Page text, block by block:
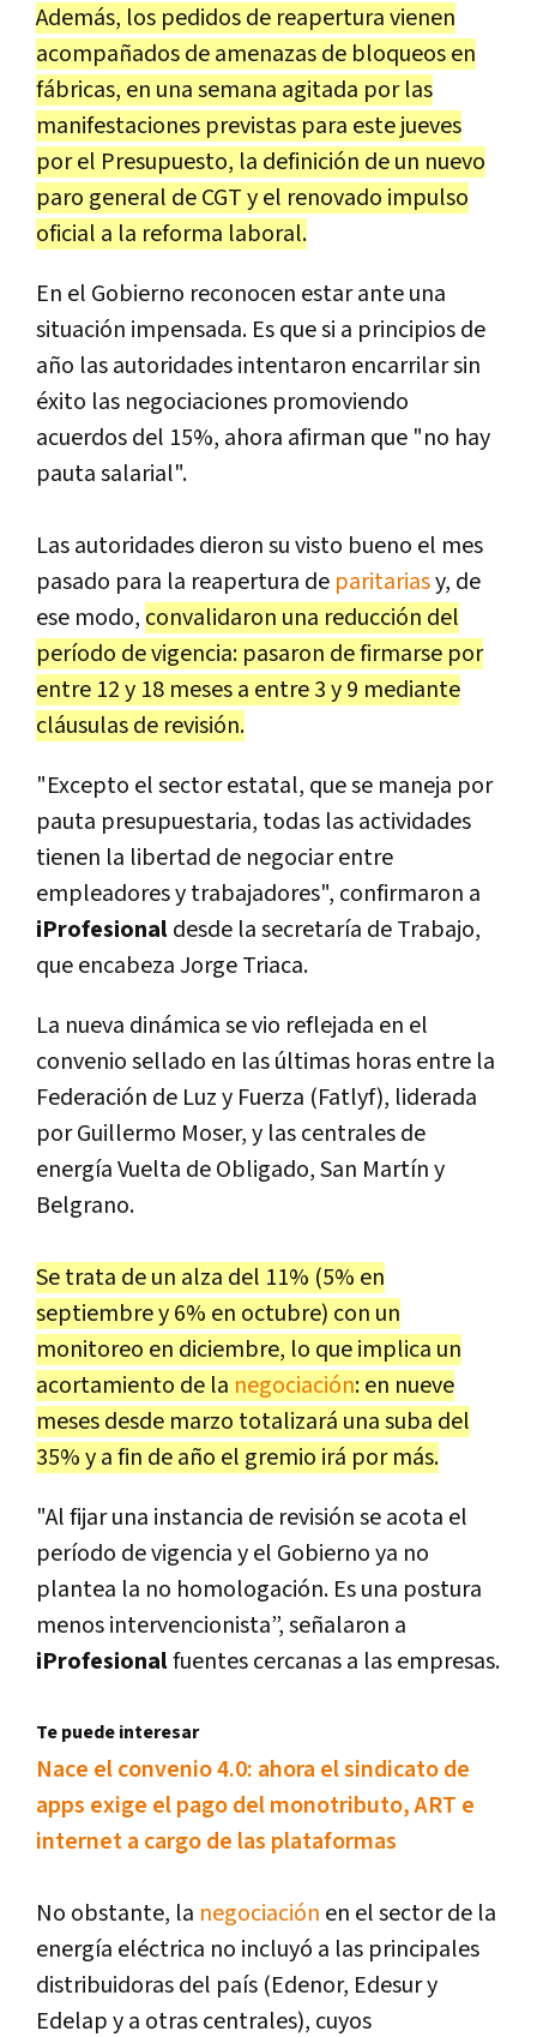
Además, los pedidos de reapertura vienen
acompañados de amenazas de bloqueos en
fábricas, en una semana agitada por las
manifestaciones previstas para este jueves
por el Presupuesto, la definición de un nuevo
paro general de CGT y el renovado impulso
oficial a la reforma laboral.
En el Gobierno reconocen estar ante una
situación impensada. Es que si a principios de
año las autoridades intentaron encarrilar sin
éxito las negociaciones promoviendo
acuerdos del 15%, ahora afirman que "no hay
pauta salarial".
Las autoridades dieron su visto bueno el mes
pasado para la reapertura de paritariasy, de
ese modo, convalidaron una reducción del
período de vigencia: pasaron de firmarse por
entre 12 y 18 meses a entre 3 y 9 mediante
cláusulas de revisión.
"Excepto el sector estatal, que se maneja por
pauta presupuestaria, todas las actividades
tienen la libertad de negociar entre
empleadores y trabajadores", confirmaron a
iProfesionaldesde la secretaría de Trabajo,
que encabeza Jorge Triaca.
La nueva dinámica se vio reflejada en el
convenio sellado en las últimas horas entre la
Federación de Luz y Fuerza (Fatlyf), liderada
por Guillermo Moser, y las centrales de
energía Vuelta de Obligado, San Martín y
Belgrano.
Se trata de un alza del 11% (5% en
septiembre y 6% en octubre) con un
monitoreo en diciembre, lo que implica un
acortamiento de la negociación: en nueve
meses desde marzo totalizará una suba del
35% y a fin de año el gremio irá por más.
"Al fijar una instancia de revisión se acota el
período de vigencia y el Gobierno ya no
plantea la no homologación. Es una postura
menos intervencionista”, señalaron a
iProfesionalfuentes cercanas a las empresas.
Te puede interesar
Nace el convenio 4.0: ahora el sindicato de
apps exige el pago del monotributo, ART e
internet a cargo de las plataformas
No obstante, la negociación en el sector de la
energía eléctrica no incluyó a las principales
distribuidoras del país (Edenor, Edesur y
Edelap y a otras centrales), cuyos